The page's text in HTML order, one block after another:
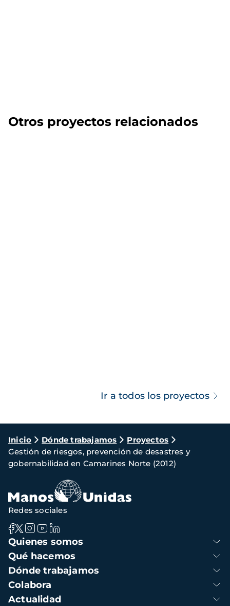
Otros proyectos relacionados
Ir a todos los proyectos
Ruta
de
navegación
Inicio Dónde trabajamos
Proyectos
Gestión de riesgos, prevención de desastres y
gobernabilidad en Camarines Norte (2012)
Navegación
principal
Quienes somos
Qué hacemos
Dónde trabajamos
Colabora
Actualidad
Redes sociales